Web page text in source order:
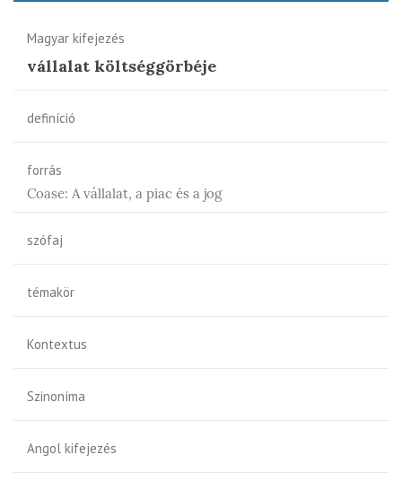
Magyar kifejezés
vállalat költséggörbéje
definíció
forrás
Coase: A vállalat, a piac és a jog
szófaj
témakör
Kontextus
Szinoníma
Angol kifejezés